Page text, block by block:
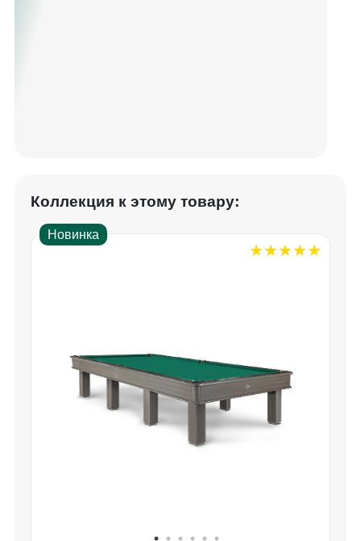
Коллекция к этому товару:
Новинка